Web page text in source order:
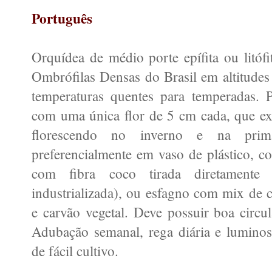
Português
Orquídea de médio porte epífita ou
Ombrófilas Densas do Brasil em
temperaturas quentes para temperadas.
com uma única flor de 5 cm cada, que
florescendo no inverno e na
preferencialmente em vaso de plástico,
com fibra coco tirada
industrializada), ou esfagno com mix de
e carvão vegetal. Deve possuir boa
Adubação semanal, rega diária e
de fácil cultivo.